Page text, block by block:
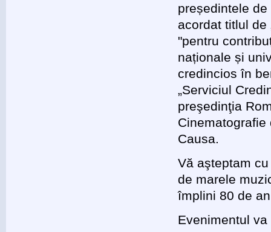
președintele
acordat titlul de
"pentru
naționale și
credincios în
„Serviciul
preşedinţia
Causa.
Vă aşteptam
de marele
împlini 80 de
Evenimentul